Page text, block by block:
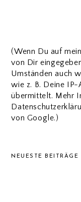
(Wenn Du auf
von Dir
Umständen auch
wie z. B. Deine
übermittelt. Mehr
von Google.)
NEUESTE BEITRÄGE